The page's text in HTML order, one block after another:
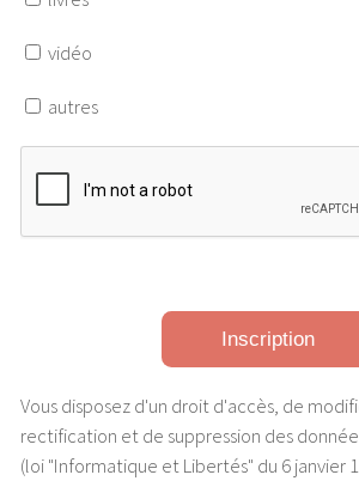
vidéo
autres
Vous disposez d'un droit d'accès, de
rectification et de suppression des
(loi "Informatique et Libertés" du 6 janvier